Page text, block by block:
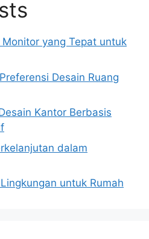
yang Tepat untuk
Desain Ruang
Kantor Berbasis
dalam
untuk Rumah